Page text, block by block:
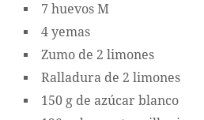
7 huevos M
4 yemas
Zumo de 2 limones
Ralladura de 2 limones
150 g de azúcar blanco